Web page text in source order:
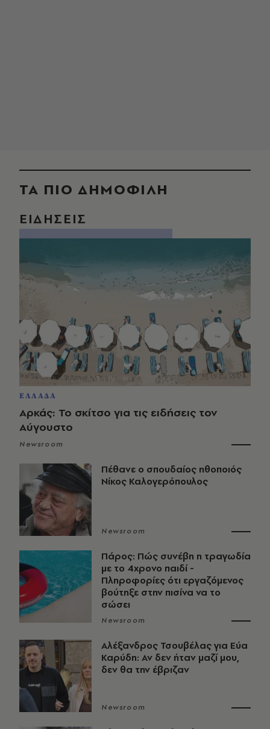
ΤΑ ΠΙΟ ΔΗΜΟΦΙΛΗ
ΕΙΔΗΣΕΙΣ
ΕΛΛΑΔΑ
Αρκάς: Το σκίτσο για τις ειδήσεις τον
Αύγουστο
Newsroom
Πέθανε ο σπουδαίος ηθοποιός
Νίκος Καλογερόπουλος
Newsroom
Πάρος: Πώς συνέβη η τραγωδία
με το 4χρονο παιδί -
Πληροφορίες ότι εργαζόμενος
βούτηξε στην πισίνα να το
σώσει
Newsroom
Αλέξανδρος Τσουβέλας για Εύα
Καρύδη: Αν δεν ήταν μαζί μου,
δεν θα την έβριζαν
Newsroom